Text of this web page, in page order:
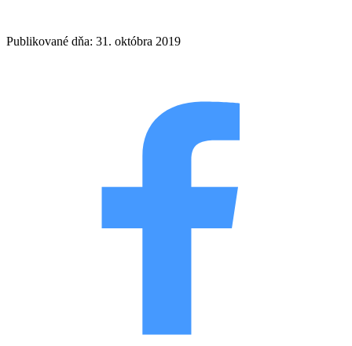
Publikované dňa: 31. októbra 2019